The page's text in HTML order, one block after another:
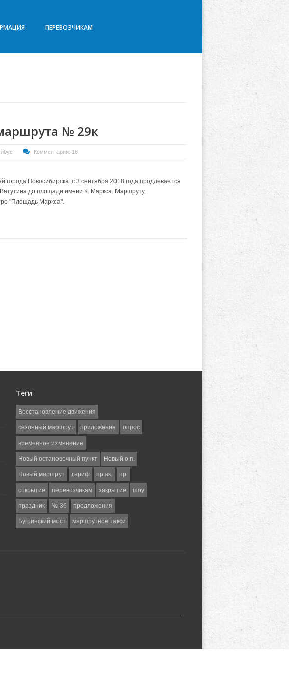
ПЕРЕВОЗЧИКАМ
№ 29к
Комментарии: 18
Новосибирска с 3 сентября 2018 года продлевается
до площади имени К. Маркса. Маршруту
"Площадь Маркса".
Теги
Восстановление движения
сезонный маршрут приложение опрос
временное изменение
Новый остановочный пункт Новый о.п.
Новый маршрут тариф пр.ак. пр.
открытие перевозчикам закрытие шоу
праздник № 36 предложения
Бугринский мост маршрутное такси